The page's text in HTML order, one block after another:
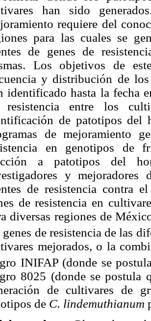
han sido
requiere del
para las cuales se
de genes de
Los objetivos de
y distribución de
identificado hasta la fecha
resistencia entre los
de patotipos del
de mejoramiento
en genotipos de
a patotipos del
y
de resistencia contra
de resistencia en
diversas regiones de
de resistencia de las
mejorados, o la
INIFAP (donde se
8025 (donde se postula
de cultivares de
de C. lindemuthianum